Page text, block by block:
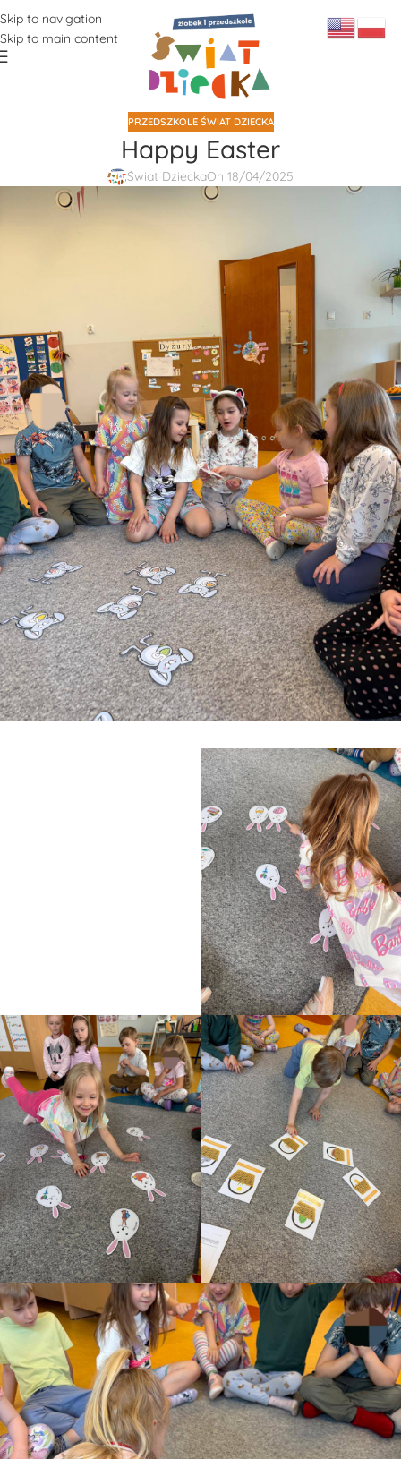
Skip to navigation
Skip to main content
PRZEDSZKOLE ŚWIAT DZIECKA
Happy Easter
Świat DzieckaOn 18/04/2025